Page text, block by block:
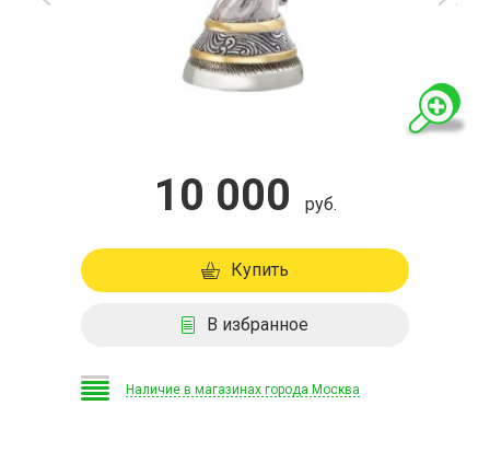
10 000 руб.
Купить
В избранное
Наличие в магазинах города Москва